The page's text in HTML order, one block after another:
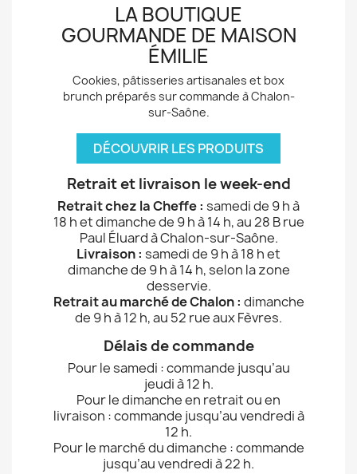
LA BOUTIQUE
GOURMANDE DE MAISON
ÉMILIE
Cookies, pâtisseries artisanales et box
brunch préparés sur commande à Chalon-
sur-Saône.
DÉCOUVRIR LES PRODUITS
Retrait et livraison le week-end
Retrait chez la Cheffe : samedi de 9 h à
18 h et dimanche de 9 h à 14 h, au 28 B rue
Paul Éluard à Chalon-sur-Saône.
Livraison : samedi de 9 h à 18 h et
dimanche de 9 h à 14 h, selon la zone
desservie.
Retrait au marché de Chalon : dimanche
de 9 h à 12 h, au 52 rue aux Fèvres.
Délais de commande
Pour le samedi : commande jusqu’au
jeudi à 12 h.
Pour le dimanche en retrait ou en
livraison : commande jusqu’au vendredi à
12 h.
Pour le marché du dimanche : commande
jusqu’au vendredi à 22 h.